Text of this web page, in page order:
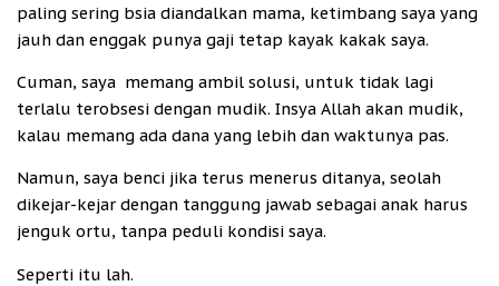
paling sering bsia diandalkan mama, ketimbang saya yang
jauh dan enggak punya gaji tetap kayak kakak saya.
Cuman, saya memang ambil solusi, untuk tidak lagi
terlalu terobsesi dengan mudik. Insya Allah akan mudik,
kalau memang ada dana yang lebih dan waktunya pas.
Namun, saya benci jika terus menerus ditanya, seolah
dikejar-kejar dengan tanggung jawab sebagai anak harus
jenguk ortu, tanpa peduli kondisi saya.
Seperti itu lah.